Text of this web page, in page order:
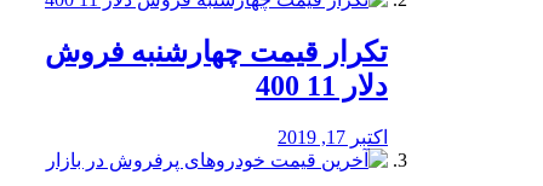
تکرار قیمت چهارشنبه فروش
دلار 11 400
اکتبر 17, 2019